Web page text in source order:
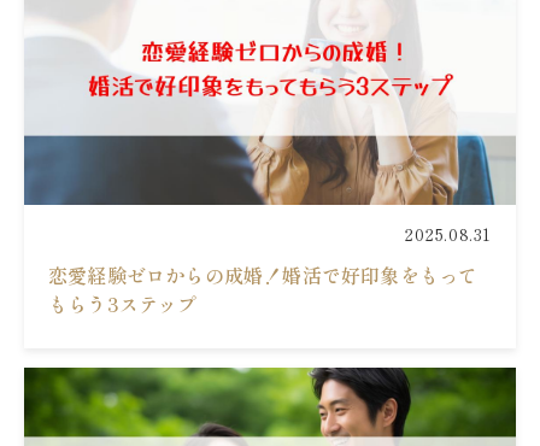
2025.08.31
恋愛経験ゼロからの成婚！婚活で好印象をもって
もらう3ステップ